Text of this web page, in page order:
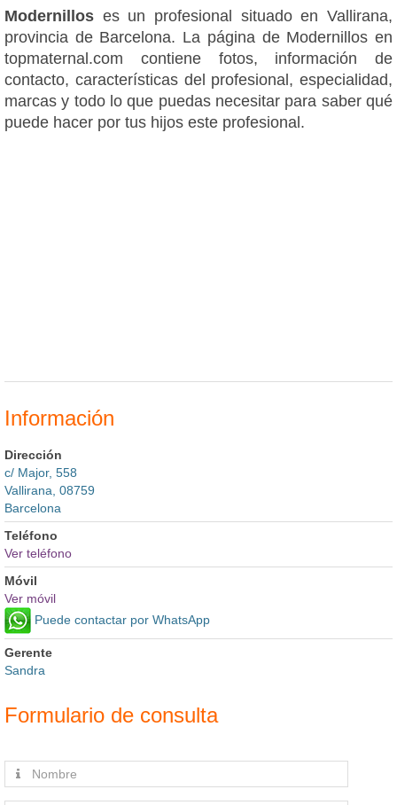
Modernillos es un profesional situado en Vallirana,
provincia de Barcelona. La página de Modernillos en
topmaternal.com contiene fotos, información de
contacto, características del profesional, especialidad,
marcas y todo lo que puedas necesitar para saber qué
puede hacer por tus hijos este profesional.
Información
Dirección
c/ Major, 558
Vallirana, 08759
Barcelona
Teléfono
Ver teléfono
Móvil
Ver móvil
Puede contactar por WhatsApp
Gerente
Sandra
Formulario de consulta